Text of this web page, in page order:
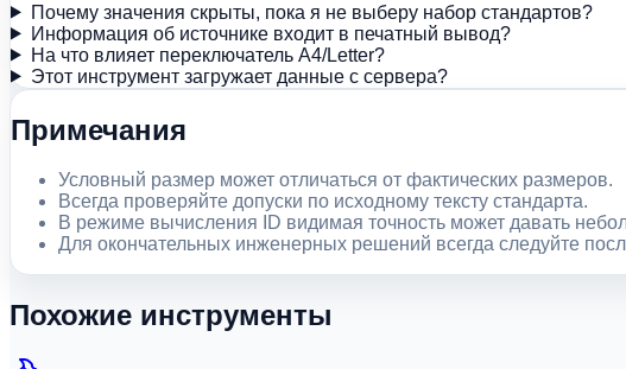
Почему значения скрыты, пока я не выберу набор стандартов?
Информация об источнике входит в печатный вывод?
На что влияет переключатель A4/Letter?
Этот инструмент загружает данные с сервера?
Примечания
Условный размер может отличаться от фактических размеров.
Всегда проверяйте допуски по исходному тексту стандарта.
В режиме вычисления ID видимая точность может давать
Для окончательных инженерных решений всегда следуйте
Похожие инструменты